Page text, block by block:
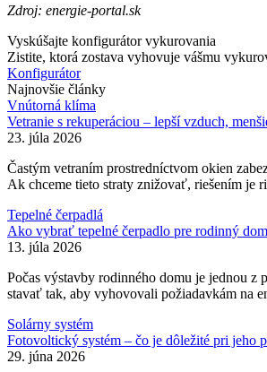
Zdroj: energie-portal.sk
Vyskúšajte konfigurátor vykurovania
Zistite, ktorá zostava vyhovuje vášmu
Konfigurátor
Najnovšie články
Vnútorná klíma
Vetranie s rekuperáciou – lepší vzduch,
23. júla 2026
Častým vetraním prostredníctvom okien
Ak chceme tieto straty znižovať, riešením je
Tepelné čerpadlá
Ako vybrať tepelné čerpadlo pre rodinný dom
13. júla 2026
Počas výstavby rodinného domu je jednou z
stavať tak, aby vyhovovali požiadavkám na
Solárny systém
Fotovoltický systém – čo je dôležité pri jeho
29. júna 2026